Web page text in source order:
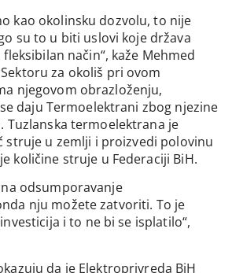
kao okolinsku dozvolu, to nije
su to u biti uslovi koje država
način“, kaže Mehmed
za okoliš pri ovom
njegovom obrazloženju,
daju Termoelektrani zbog njezine
Tuzlanska termoelektrana je
struje u zemlji i proizvedi polovinu
količine struje u Federaciji BiH.
odsumporavanje
nju možete zatvoriti. To je
i to ne bi se isplatilo“,
da je Elektroprivreda BiH